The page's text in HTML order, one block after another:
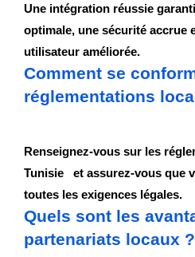
Une intégration réussie
optimale, une sécurité accrue
utilisateur améliorée.
Comment se
réglementations
Renseignez-vous sur les
Tunisie et assurez-vous que
toutes les exigences légales.
Quels sont les
partenariats locaux ?